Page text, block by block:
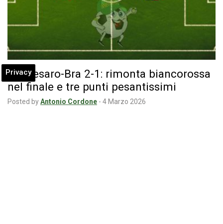
Vis Pesaro-Bra 2-1: rimonta biancorossa
nel finale e tre punti pesantissimi
Posted byAntonio Cordone - 4 Marzo 2026
Privacy